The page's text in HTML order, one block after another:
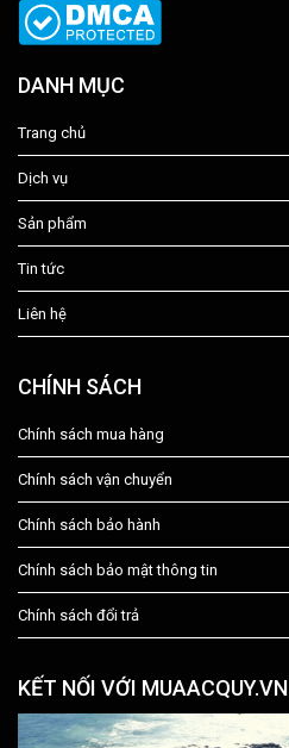
DANH MỤC
Trang chủ
Dịch vụ
Sản phẩm
Tin tức
Liên hệ
CHÍNH SÁCH
Chính sách mua hàng
Chính sách vận chuyển
Chính sách bảo hành
Chính sách bảo mật thông tin
Chính sách đổi trả
KẾT NỐI VỚI MUAACQUY.VN